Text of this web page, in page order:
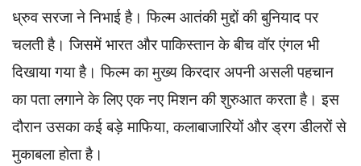
ध्रुव सरजा ने निभाई है। फिल्म आतंकी मुद्दों की बुनियाद पर
चलती है। जिसमें भारत और पाकिस्तान के बीच वॉर एंगल भी
दिखाया गया है। फिल्म का मुख्य किरदार अपनी असली पहचान
का पता लगाने के लिए एक नए मिशन की शुरुआत करता है। इस
दौरान उसका कई बड़े माफिया, कलाबाजारियों और ड्रग डीलरों से
मुकाबला होता है।